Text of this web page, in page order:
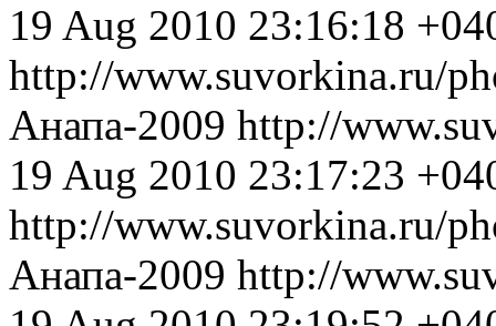
19 Aug 2010 23:16:18
http://www.suvorkina.ru/
Анапа-2009 http://
19 Aug 2010 23:17:23
http://www.suvorkina.ru/
Анапа-2009 http://